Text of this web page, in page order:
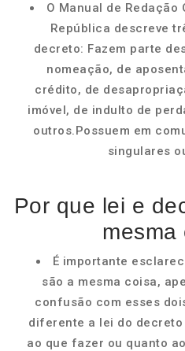
O Manual de
República descreve
decreto: Fazem parte
nomeação, de
crédito, de
imóvel, de indulto de
outros.Possuem em
singulares
Por que lei e
mesma
É importante
são a mesma coisa,
confusão com esses
diferente a lei do
ao que fazer ou quanto